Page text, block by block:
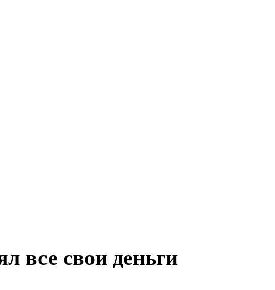
все свои деньги